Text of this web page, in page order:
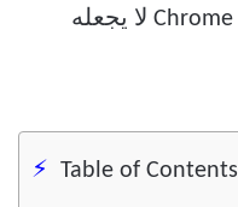
الرغم من كونه بسيطًا ، إلا أن Chrome لا يجعله
Table of Contents